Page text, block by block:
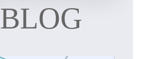
BLOG